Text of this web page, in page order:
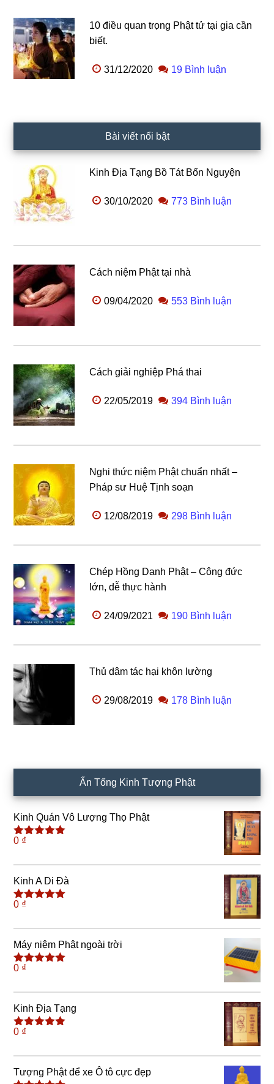
10 điều quan trọng Phật tử tại gia cần
biết.
31/12/2020 19 Bình luận
Bài viết nổi bật
Kinh Địa Tạng Bồ Tát Bổn Nguyện
30/10/2020 773 Bình luận
Cách niệm Phật tại nhà
09/04/2020 553 Bình luận
Cách giải nghiệp Phá thai
22/05/2019 394 Bình luận
Nghi thức niệm Phật chuẩn nhất –
Pháp sư Huệ Tịnh soạn
12/08/2019 298 Bình luận
Chép Hồng Danh Phật – Công đức
lớn, dễ thực hành
24/09/2021 190 Bình luận
Thủ dâm tác hại khôn lường
29/08/2019 178 Bình luận
Ấn Tống Kinh Tượng Phật
Kinh Quán Vô Lượng Thọ Phật
Được xếp
sao
0 ₫
Kinh A Di Đà
Được xếp
sao
0 ₫
Máy niệm Phật ngoài trời
Được xếp
sao
0 ₫
Kinh Địa Tạng
Được xếp
sao
0 ₫
Tượng Phật để xe Ô tô cực đẹp